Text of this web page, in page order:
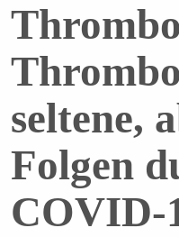
seltene,
Folgen
COVID-